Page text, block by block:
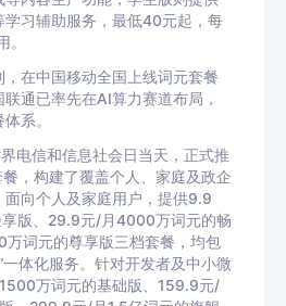
学习辅助服务，最低40元起，每
。
在中国移动全国上线词元套餐
通已率先在AI算力赛道布局，
系。
电信和信息社会日当天，正式推
，构建了覆盖个人、家庭及政企
向个人及家庭用户，提供9.9
版、29.9元/月4000万词元的畅
词元的尊享版三档套餐，均包
体化服务。针对开发者及中小微
万词元的基础版、159.9元/